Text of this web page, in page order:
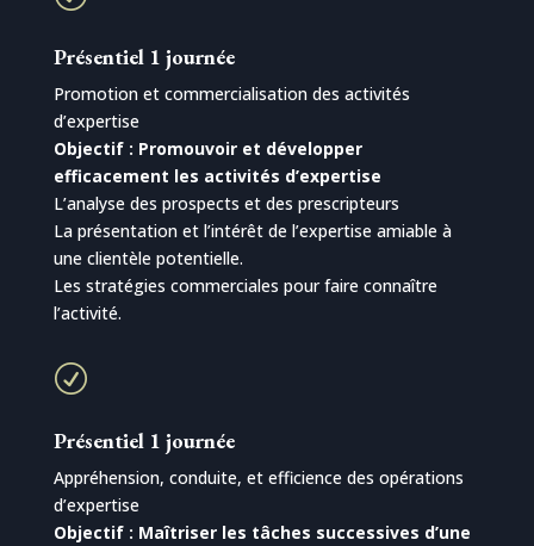
Présentiel 1 journée
Promotion et commercialisation des activités
d’expertise
Objectif : Promouvoir et développer
efficacement les activités d’expertise
L’analyse des prospects et des prescripteurs
La présentation et l’intérêt de l’expertise amiable à
une clientèle potentielle.
Les stratégies commerciales pour faire connaître
l’activité.
R
Présentiel 1 journée
Appréhension, conduite, et efficience des opérations
d’expertise
Objectif : Maîtriser les tâches successives d’une